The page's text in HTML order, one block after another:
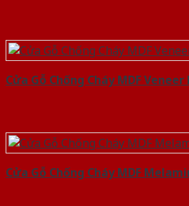
Cửa Gỗ Chống Cháy MDF Veneer
Cửa Gỗ Chống Cháy MDF